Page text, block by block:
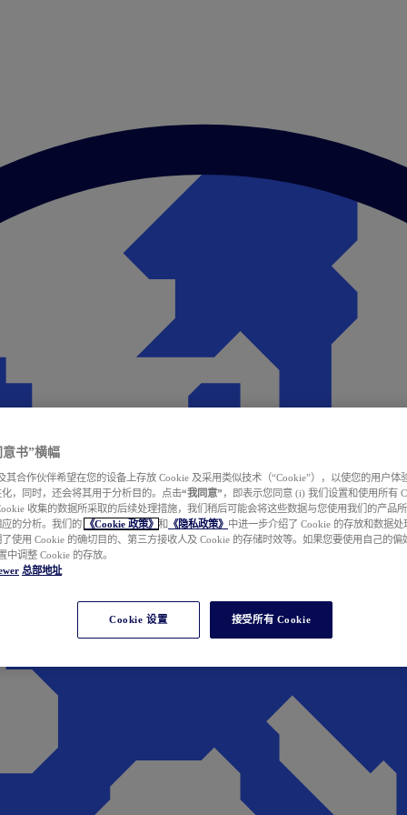
意书”横幅
其合作伙伴希望在您的设备上存放 Cookie 及采用类似技术（“Cookie”），以使您的用户体
，同时，还会将其用于分析目的。点击“我同意” ，即表示您同意 (i) 我们设置和使用所有
收集的数据所采取的后续处理措施，我们稍后可能会将这些数据与您使用我们的产品
的分析。我们的
《Cookie 政策》 和 《隐私政策》 中进一步介绍了 Cookie 的存放和数据处
使用 Cookie 的确切目的、第三方接收人及 Cookie 的存储时效等。如果您要使用自己的偏
中调整 Cookie 的存放。
总部地址
Cookie 设置 接受所有 Cookie